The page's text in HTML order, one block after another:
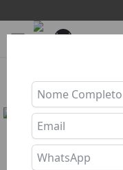
SHORTS TIE BREAK RED